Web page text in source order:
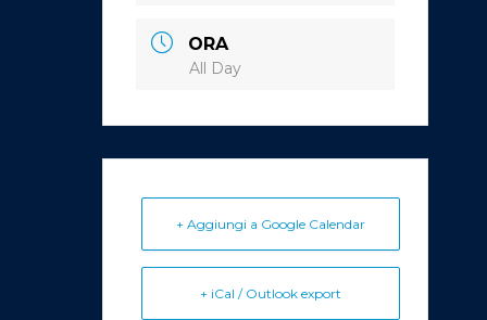
ORA
All Day
+ Aggiungi a Google Calendar
+ iCal / Outlook export